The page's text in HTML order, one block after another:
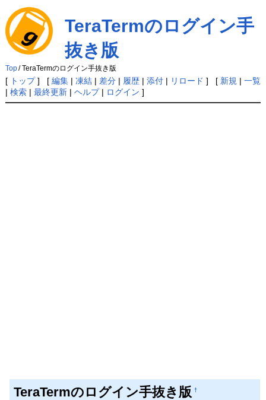
TeraTermのログイン手
抜き版
Top/ TeraTermのログイン手抜き版
[ トップ] [ 編集| 凍結| 差分| 履歴| 添付| リロード ] [ 新規 | 一覧
| 検索| 最終更新| ヘルプ| ログイン ]
TeraTermのログイン手抜き版 †